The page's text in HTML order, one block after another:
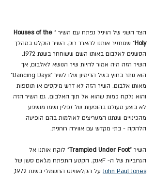
הצד השני של הויניל נפתח עם השיר " Houses of the
Holy" שמחזיר אותנו להארד רוק. השיר הוקלט במהלך
הסשנים לאלבום באותו השם ששוחחר בשנת 1972.
השיר הזה היה אמור להיות שיר הנושא לאלבום, אך
הוא נותר בחוץ בשל הדימיון שלו לשיר "Dancing Days"
מאותו אלבום. השיר הזה לא דרש מיקסים או תוספות
והוא נלקח כמות שהוא אל תוך האלבום. גם השיר הזה
לא בוצע מעולם בהופעות של זפלין ושמו מושפע
מהכינויים שנתנו המעריצים לאולמות בהם הופיעה
הלהקה - בתי מקדש עם אווירה רוחנית.
השיר "Trampled Under Foot" לוקח אותנו אל
הגרוביות של ה- Fאנק. הקטע התפתח מג'אם סשן של
John Paul Jones
על הקלאווינט החשמלי בשנת 1972,